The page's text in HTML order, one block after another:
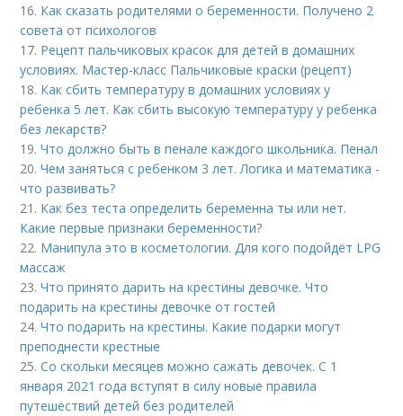
16. Как сказать родителями о беременности. Получено 2
совета от психологов
17. Рецепт пальчиковых красок для детей в домашних
условиях. Мастер-класс Пальчиковые краски (рецепт)
18. Как сбить температуру в домашних условиях у
ребенка 5 лет. Как сбить высокую температуру у ребенка
без лекарств?
19.Что должно быть в пенале каждого школьника. Пенал
20.Чем заняться с ребенком 3 лет. Логика и математика -
что развивать?
21. Как без теста определить беременна ты или нет.
Какие первые признаки беременности?
22. Манипула это в косметологии. Для кого подойдёт LPG
массаж
23.Что принято дарить на крестины девочке. Что
подарить на крестины девочке от гостей
24.Что подарить на крестины. Какие подарки могут
преподнести крестные
25.Со скольки месяцев можно сажать девочек. С 1
января 2021 года вступят в силу новые правила
путешествий детей без родителей